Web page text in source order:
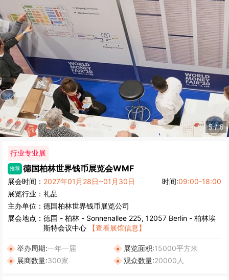
5/6
行业专业展
推荐 德国柏林世界钱币展览会WMF
展会时间： 2027年01月28日~01月30日 时间:09:00-18:00
展览行业： 礼品
主办单位： 德国柏林世界钱币展览公司
展会地点： 德国 - 柏林 - Sonnenallee 225, 12057 Berlin - 柏林埃
斯特会议中心
【查看展馆信息】
举办周期:一年一届 展览面积:15000平方米
展商数量:300家 观众数量:20000人